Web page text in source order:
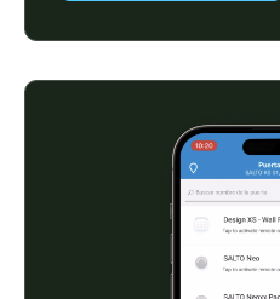
Russia
Russian
Poland